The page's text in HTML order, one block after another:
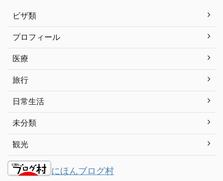
ビザ類
プロフィール
医療
旅行
日常生活
未分類
観光
にほんブログ村